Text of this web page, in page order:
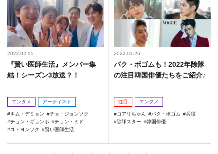
2022.02.15
『賢い医師生活』メンバー集
結！シーズン3放送？！
エンタメ アーティスト
キム・デミョン
チョ・ジョンソク
チョン・ギョンホ
チョン・ミド
ユ・ヨンソク
賢い医師生活
2022.01.26
パク・ボゴムも！2022年除隊
の注目韓国俳優たちをご紹介♪
注目 エンタメ
コアリちゃん パク・ボゴム
兵役
除隊スター
韓国俳優